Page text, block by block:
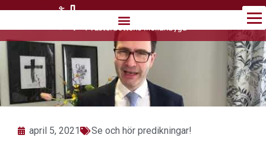
innehåll
april 5, 2021 Se och hör predikningar!